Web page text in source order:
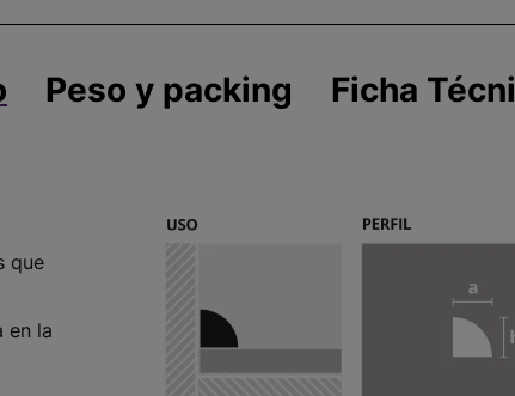
Peso y packing Ficha
que
en la